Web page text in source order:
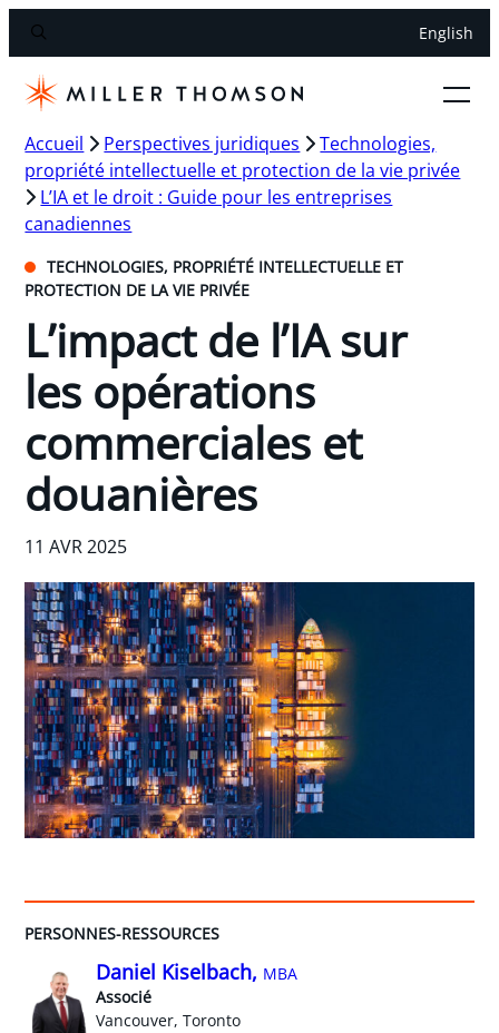
English
Accueil Perspectives juridiques
Technologies,
propriété intellectuelle et protection de la vie privée
L’IA et le droit : Guide pour les entreprises
canadiennes
TECHNOLOGIES, PROPRIÉTÉ INTELLECTUELLE ET
PROTECTION DE LA VIE PRIVÉE
L’impact de l’IA sur
les opérations
commerciales et
douanières
11 AVR 2025
PERSONNES-RESSOURCES
Daniel Kiselbach, MBA
Associé
Vancouver, Toronto